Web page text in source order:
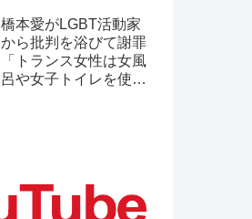
橋本愛がLGBT活動家
から批判を浴びて謝罪
「トランス女性は女風
呂や女子トイレを使わ